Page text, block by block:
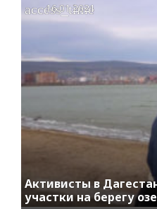
Активисты в
участки на берегу
access_time
16.01.2021